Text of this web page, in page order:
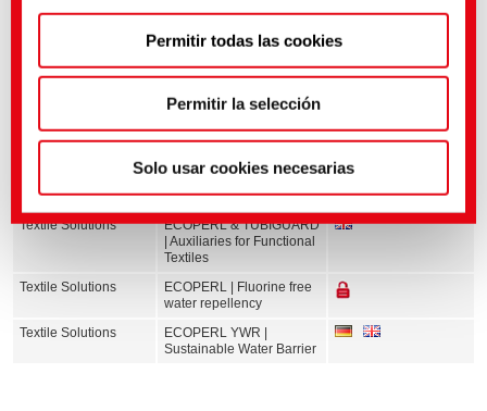
Puedes hacer ajustes más precisos aquí o en nuestra
política de privacidad.(Impresión)
Permitir todas las cookies
Permitir la selección
Solo usar cookies necesarias
Médias associés
Sector Título inglés Lengua
Textile Solutions
ECOPERL & TUBIGUARD
| Auxiliaries for Functional
Textiles
Textile Solutions
ECOPERL | Fluorine free
water repellency
Textile Solutions
ECOPERL YWR |
Sustainable Water Barrier